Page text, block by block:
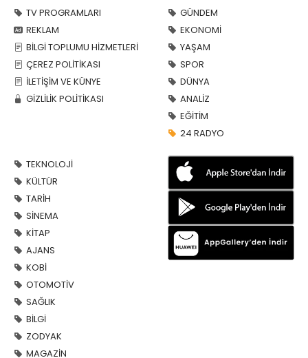
ANASAYFA
TV PROGRAMLARI
REKLAM
BİLGİ TOPLUMU HİZMETLERİ
ÇEREZ POLİTİKASI
İLETİŞİM VE KÜNYE
SPOR
GÜNDEM
EKONOMİ
YAŞAM
SPOR
DÜNYA
ANALİZ
EĞİTİM
TEKNOLOJİ
KÜLTÜR
TARİH
SİNEMA
KİTAP
AJANS
KOBİ
OTOMOTİV
SAĞLIK
BİLGİ
ZODYAK